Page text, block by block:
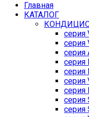
Главная
КАТАЛОГ
серия
серия
серия
серия
серия
серия
серия
серия
серия